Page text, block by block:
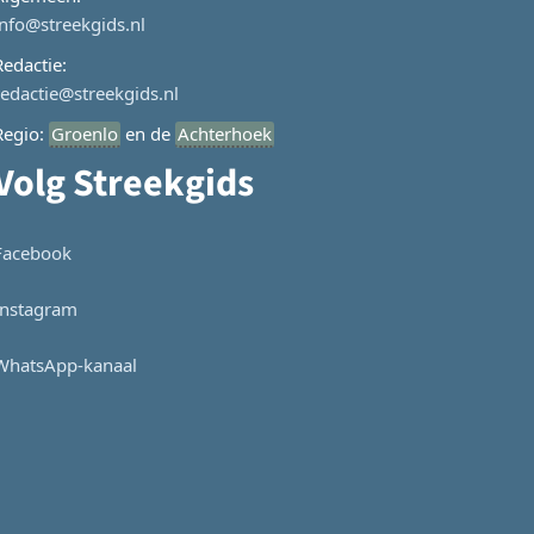
Groenlo en de Achterhoek
Streekgids
kanaal